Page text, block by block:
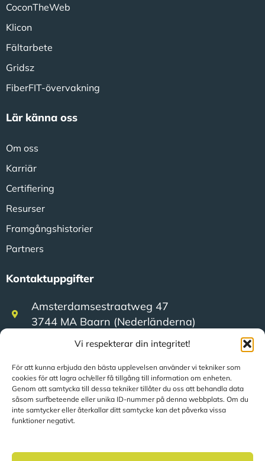
Vi respekterar din integritet!
För att kunna erbjuda den bästa upplevelsen använder vi tekniker som
cookies för att lagra och/eller få tillgång till information om enheten.
Genom att samtycka till dessa tekniker tillåter du oss att behandla data
såsom surfbeteende eller unika ID-nummer på denna webbplats. Om du
inte samtycker eller återkallar ditt samtycke kan det påverka vissa
funktioner negativt.
CoconTheWeb
Klicon
Fältarbete
Gridsz
FiberFIT-övervakning
Lär känna oss
Om oss
Karriär
Certifiering
Resurser
Framgångshistorier
Partners
Kontaktuppgifter
Amsterdamsestraatweg 47
3744 MA Baarn (Nederländerna)
sales@speerit.nl